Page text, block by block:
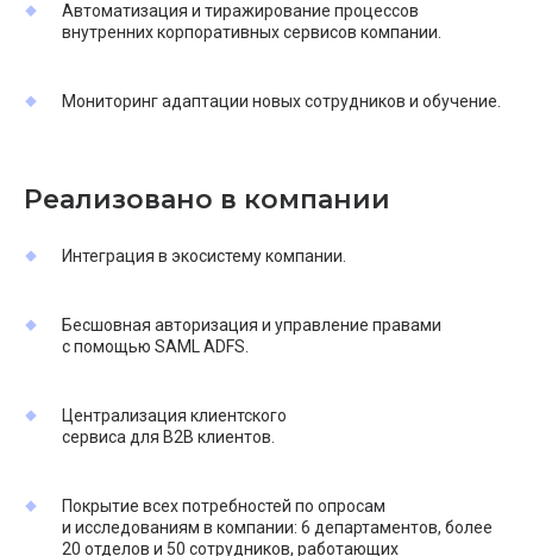
Автоматизация и тиражирование процессов
внутренних корпоративных сервисов компании.
Мониторинг адаптации новых сотрудников и обучение.
Реализовано в компании
Интеграция в экосистему компании.
Бесшовная авторизация и управление правами
с помощью SAML ADFS.
Централизация клиентского
сервиса для B2B клиентов.
Покрытие всех потребностей по опросам
и исследованиям в компании: 6 департаментов, более
20 отделов и 50 сотрудников, работающих